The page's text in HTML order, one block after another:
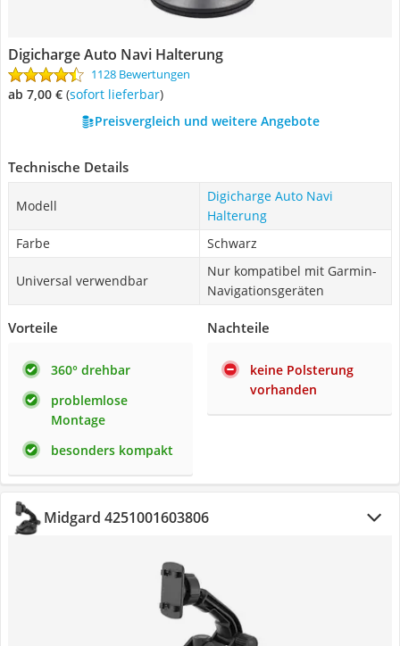
Digicharge Auto Navi Halterung
1128 Bewertungen
ab 7,00 € ( Sofort lieferbar)
Preisvergleich und weitere Angebote
Technische Details
Modell
Digicharge Auto Navi
Halterung
Farbe
Schwarz
Universal verwendbar
Nur kompatibel mit Garmin-
Navigationsgeräten
Vorteile
360° drehbar
problemlose
Montage
besonders kompakt
Nachteile
keine Polsterung
vorhanden
Midgard 4251001603806